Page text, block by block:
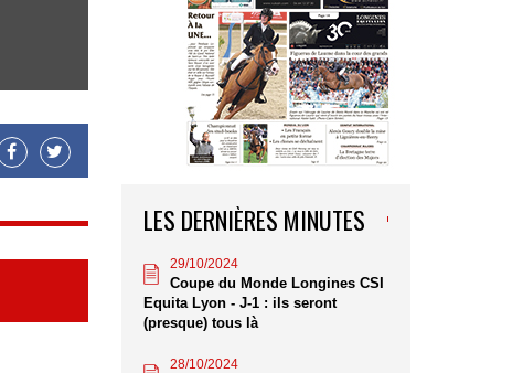
LES DERNIÈRES MINUTES
29/10/2024
Coupe du Monde Longines CSI
Equita Lyon - J-1 : ils seront
(presque) tous là
28/10/2024